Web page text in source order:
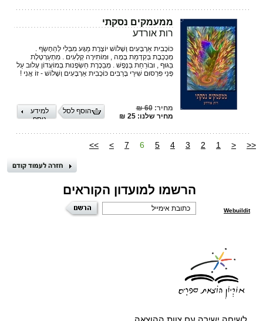
ממעמקים נסקתי
רות אורדע
כּוֹכָבִית אַרְבָּעִים וְשָׁלוֹשׁ יוֹצֶרֶת מַגָּע מִבְּלִי לְהֵחָשֵׂף .
מְכָכֶבֶת בְּקִדְמַת בָּמָה , וּמוֹתִירָה קְלָעִים . מִתְעַרְטֶלֶת
בַּגּוּף , וּבוֹרַחַת בַּנֶּפֶשׁ . מְבַכֶּרֶת חַשְׂפָנוּת בְּמוֹעֲדוֹן עָלוּב עַל
פְּנֵי פִּרְסוּם שִׁירַי בָּרַבִּים כּוֹכָבִית אַרְבָּעִים וְשָׁלוֹשׁ - זוֹ אֲנִי !
מחיר:60 ₪
מחיר שלנו: 25 ₪
למידע
נוסף
הוסף לסל
<<
<
1
2
3
4
5
6
7
>
>>
הרשמו למועדון הקוראים
Webuildit